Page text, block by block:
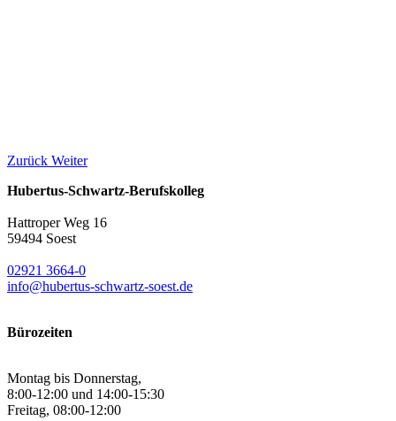
Zurück Weiter
Hubertus-Schwartz-Berufskolleg
Hattroper Weg 16
59494 Soest
02921 3664-0
info@hubertus-schwartz-soest.de
Bürozeiten
Montag bis Donnerstag,
8:00-12:00 und 14:00-15:30
Freitag, 08:00-12:00